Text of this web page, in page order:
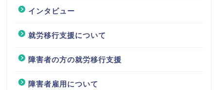
インタビュー
就労移行支援について
障害者の方の就労移行支援
障害者雇用について